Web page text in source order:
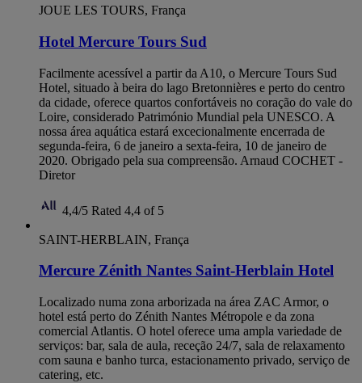
JOUE LES TOURS, França
Hotel Mercure Tours Sud
Facilmente acessível a partir da A10, o Mercure Tours Sud
Hotel, situado à beira do lago Bretonnières e perto do centro
da cidade, oferece quartos confortáveis no coração do vale do
Loire, considerado Património Mundial pela UNESCO. A
nossa área aquática estará excecionalmente encerrada de
segunda-feira, 6 de janeiro a sexta-feira, 10 de janeiro de
2020. Obrigado pela sua compreensão. Arnaud COCHET -
Diretor
4,4/5 Rated 4,4 of 5
SAINT-HERBLAIN, França
Mercure Zénith Nantes Saint-Herblain Hotel
Localizado numa zona arborizada na área ZAC Armor, o
hotel está perto do Zénith Nantes Métropole e da zona
comercial Atlantis. O hotel oferece uma ampla variedade de
serviços: bar, sala de aula, receção 24/7, sala de relaxamento
com sauna e banho turca, estacionamento privado, serviço de
catering, etc.